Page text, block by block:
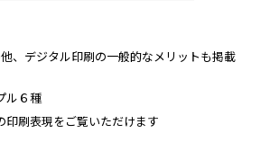
、デジタル印刷の一般的なメリットも掲載
ル６種
刷表現をご覧いただけます